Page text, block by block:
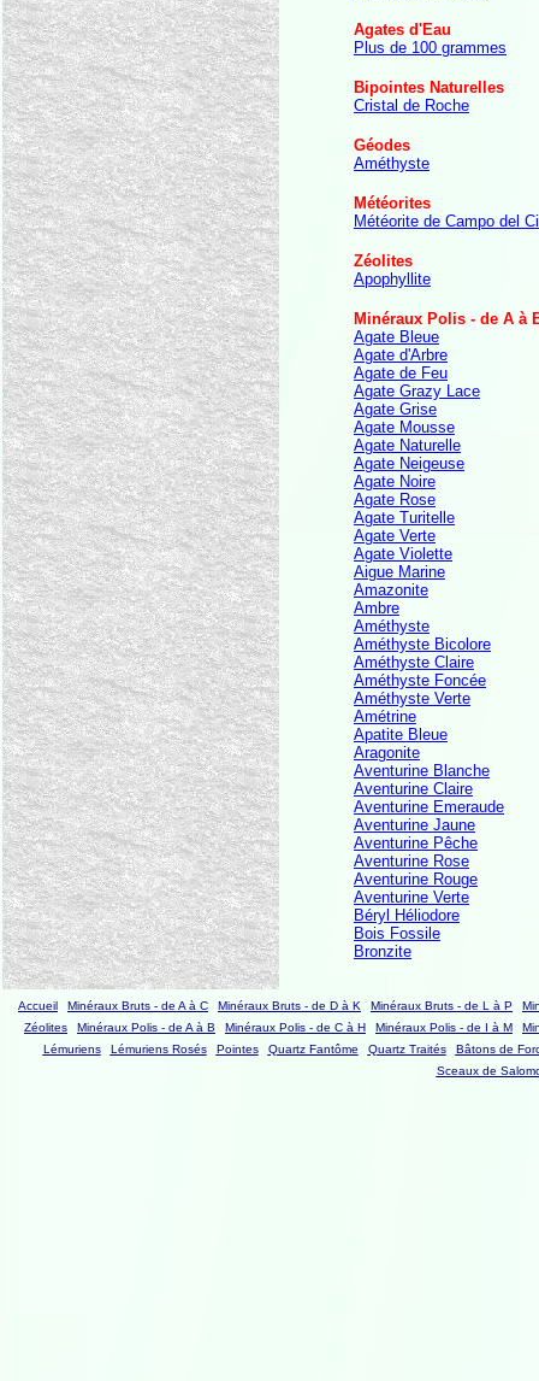
Agates d'Eau
Plus de 100 grammes
Bipointes Naturelles
Cristal de Roche
Géodes
Améthyste
Météorites
Météorite de Campo del
Zéolites
Apophyllite
Minéraux Polis - de A à
Agate Bleue
Agate d'Arbre
Agate de Feu
Agate Grazy Lace
Agate Grise
Agate Mousse
Agate Naturelle
Agate Neigeuse
Agate Noire
Agate Rose
Agate Turitelle
Agate Verte
Agate Violette
Aigue Marine
Amazonite
Ambre
Améthyste
Améthyste Bicolore
Améthyste Claire
Améthyste Foncée
Améthyste Verte
Amétrine
Apatite Bleue
Aragonite
Aventurine Blanche
Aventurine Claire
Aventurine Emeraude
Aventurine Jaune
Aventurine Pêche
Aventurine Rose
Aventurine Rouge
Aventurine Verte
Béryl Héliodore
Bois Fossile
Bronzite
Accueil Minéraux Bruts - de A à C Minéraux Bruts - de D à K Minéraux Bruts - de L à P
Zéolites
Minéraux Polis - de A à B Minéraux Polis - de C à H Minéraux Polis - de I à M
Lémuriens
Lémuriens Rosés Pointes Quartz Fantôme Quartz Traités
Bâtons de
Sceaux de